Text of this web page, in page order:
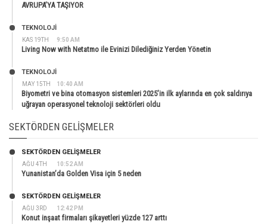
AVRUPA’YA TAŞIYOR
KAS 19TH 9:50 AM
TEKNOLOJİ
Living Now with Netatmo ile Evinizi Dilediğiniz Yerden Yönetin
MAY 15TH 10:40 AM
TEKNOLOJİ
Biyometri ve bina otomasyon sistemleri 2025’in ilk aylarında en çok saldırıya
uğrayan operasyonel teknoloji sektörleri oldu
SEKTÖRDEN GELIŞMELER
AĞU 4TH 10:52 AM
SEKTÖRDEN GELIŞMELER
Yunanistan’da Golden Visa için 5 neden
AĞU 3RD 12:42 PM
SEKTÖRDEN GELIŞMELER
Konut inşaat firmaları şikayetleri yüzde 127 arttı